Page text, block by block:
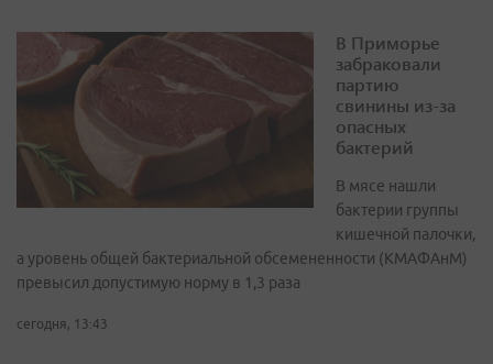
В Приморье
забраковали
партию
свинины из-за
опасных
бактерий
В мясе нашли
бактерии группы
кишечной палочки,
а уровень общей бактериальной обсемененности (КМАФАнМ)
превысил допустимую норму в 1,3 раза
сегодня, 13:43